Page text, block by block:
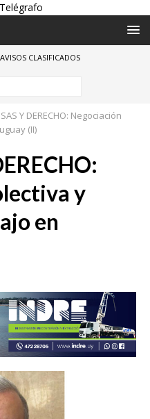
AVISOS CLASIFICADOS
Y DERECHO: Negociación
(II)
y
en